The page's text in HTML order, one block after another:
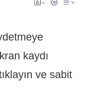
kaydı
ve sabit